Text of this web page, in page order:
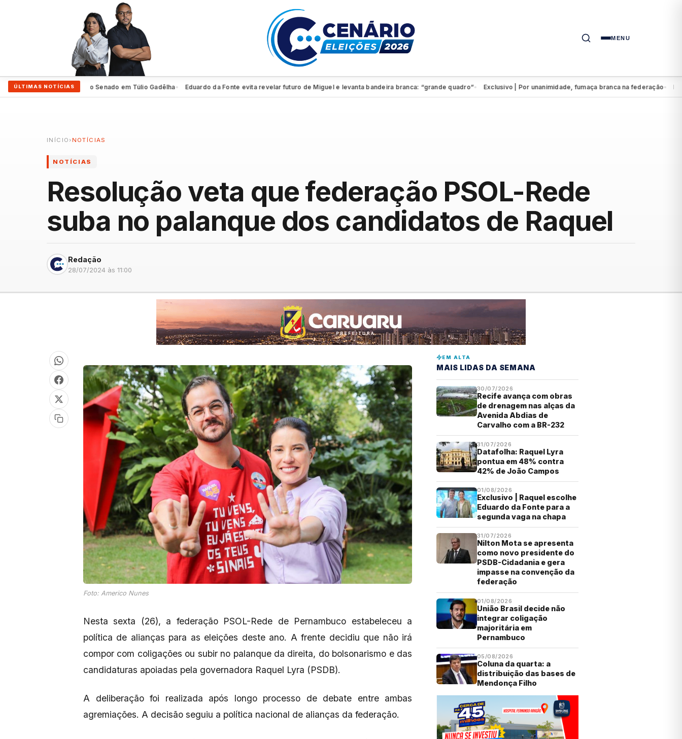
MENU
ÚLTIMAS NOTÍCIAS
oficializa 2º voto ao Senado em Túlio Gadêlha● Eduardo da Fonte evita revelar futuro de Miguel e levanta bandeira branca: “grande quadro”● Exclusivo | Por unanimidade, fumaça branca na federação● Eduardo
INÍCIO ›NOTÍCIAS
NOTÍCIAS
Resolução veta que federação PSOL-Rede
suba no palanque dos candidatos de Raquel
Redação
28/07/2024 às 11:00
Foto: Americo Nunes
Nesta sexta (26), a federação PSOL-Rede de Pernambuco estabeleceu a
política de alianças para as eleições deste ano. A frente decidiu que não irá
compor com coligações ou subir no palanque da direita, do bolsonarismo e das
candidaturas apoiadas pela governadora Raquel Lyra (PSDB).
A deliberação foi realizada após longo processo de debate entre ambas
agremiações. A decisão seguiu a política nacional de alianças da federação.
EM ALTA
MAIS LIDAS DA SEMANA
30/07/2026
Recife avança com obras
de drenagem nas alças da
Avenida Abdias de
Carvalho com a BR-232
31/07/2026
Datafolha: Raquel Lyra
pontua em 48% contra
42% de João Campos
01/08/2026
Exclusivo | Raquel escolhe
Eduardo da Fonte para a
segunda vaga na chapa
31/07/2026
Nilton Mota se apresenta
como novo presidente do
PSDB-Cidadania e gera
impasse na convenção da
federação
01/08/2026
União Brasil decide não
integrar coligação
majoritária em
Pernambuco
05/08/2026
Coluna da quarta: a
distribuição das bases de
Mendonça Filho